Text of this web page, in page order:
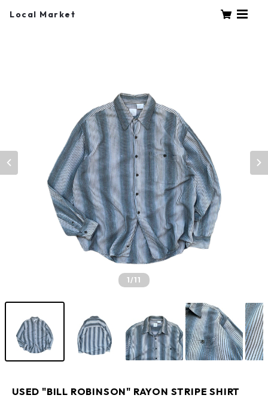
Local Market
1/11
USED "BILL ROBINSON" RAYON STRIPE SHIRT